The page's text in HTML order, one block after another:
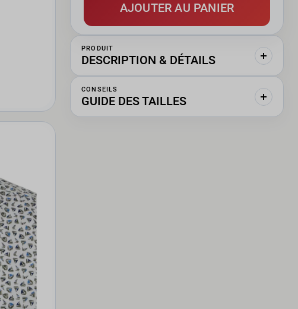
AJOUTER AU PANIER
PRODUIT
DESCRIPTION & DÉTAILS
CONSEILS
GUIDE DES TAILLES